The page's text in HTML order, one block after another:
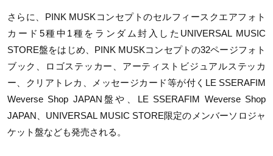
さらに、PINK MUSKコンセプトのセルフィースクエアフォト
カード5種中1種をランダム封入したUNIVERSAL MUSIC
STORE盤をはじめ、PINK MUSKコンセプトの32ページフォト
ブック、ロゴステッカー、アーティストビジュアルステッカ
ー、クリアトレカ、メッセージカード等が付くLE SSERAFIM
Weverse Shop JAPAN盤や、LE SSERAFIM Weverse Shop
JAPAN、UNIVERSAL MUSIC STORE限定のメンバーソロジャ
ケット盤なども発売される。